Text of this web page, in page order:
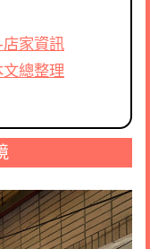
家資訊
總整理